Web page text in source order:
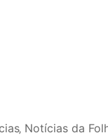
‚ Notícias da